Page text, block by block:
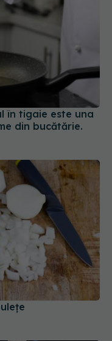
în tigaie este una
din bucătărie.